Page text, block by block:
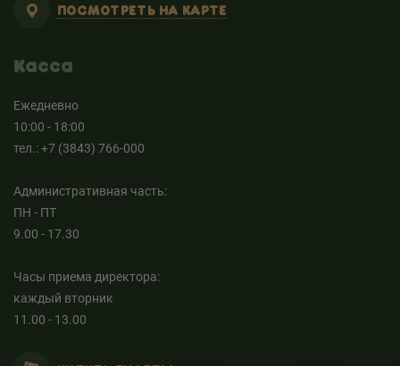
ПОСМОТРЕТЬ НА КАРТЕ
Касса
Ежедневно
10:00 - 18:00
тел.: +7 (3843) 766-000
Административная часть:
ПН - ПТ
9.00 - 17.30
Часы приема директора:
каждый вторник
11.00 - 13.00